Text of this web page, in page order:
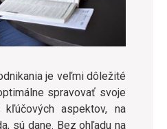
je veľmi dôležité
spravovať svoje
aspektov, na
sú dane. Bez ohľadu na